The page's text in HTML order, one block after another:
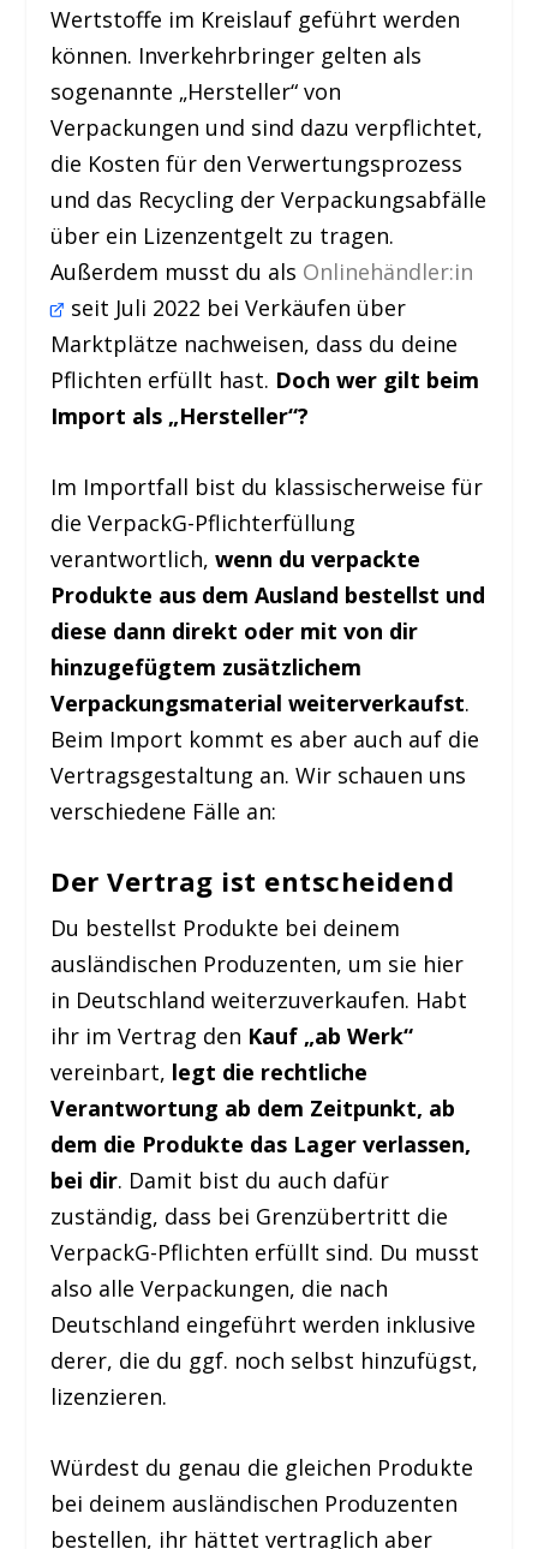
Wertstoffe im Kreislauf geführt werden
können. Inverkehrbringer gelten als
sogenannte „Hersteller“ von
Verpackungen und sind dazu verpflichtet,
die Kosten für den Verwertungsprozess
und das Recycling der Verpackungsabfälle
über ein Lizenzentgelt zu tragen.
Außerdem musst du als Onlinehändler:in
seit Juli 2022 bei Verkäufen über
Marktplätze nachweisen, dass du deine
Pflichten erfüllt hast. Doch wer gilt beim
Import als „Hersteller“?
Im Importfall bist du klassischerweise für
die VerpackG-Pflichterfüllung
verantwortlich,wenn du verpackte
Produkte aus dem Ausland bestellst und
diese dann direkt oder mit von dir
hinzugefügtem zusätzlichem
Verpackungsmaterial weiterverkaufst.
Beim Import kommt es aber auch auf die
Vertragsgestaltung an. Wir schauen uns
verschiedene Fälle an:
Der Vertrag ist entscheidend
Du bestellst Produkte bei deinem
ausländischen Produzenten, um sie hier
in Deutschland weiterzuverkaufen. Habt
ihr im Vertrag den Kauf „ab Werk“
vereinbart, legt die rechtliche
Verantwortung ab dem Zeitpunkt, ab
dem die Produkte das Lager verlassen,
bei dir. Damit bist du auch dafür
zuständig, dass bei Grenzübertritt die
VerpackG-Pflichten erfüllt sind. Du musst
also alle Verpackungen, die nach
Deutschland eingeführt werden inklusive
derer, die du ggf. noch selbst hinzufügst,
lizenzieren.
Würdest du genau die gleichen Produkte
bei deinem ausländischen Produzenten
bestellen, ihr hättet vertraglich aber